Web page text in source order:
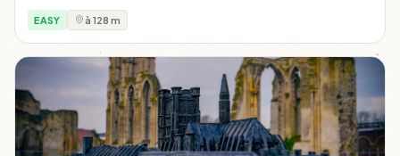
EASY à 128 m